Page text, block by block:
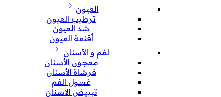
العيون
ترطيب العيون
شد العيون
أقنعة العيون
الفم و الأسنان
معجون الأسنان
فرشاة الأسنان
غسول الفم
تبييض الأسنان